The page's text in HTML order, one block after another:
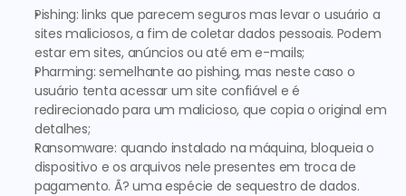
Pishing: links que parecem seguros mas levar o usuário a
sites maliciosos, a fim de coletar dados pessoais. Podem
estar em sites, anúncios ou até em e-mails;
Pharming: semelhante ao pishing, mas neste caso o
usuário tenta acessar um site confiável e é
redirecionado para um malicioso, que copia o original em
detalhes;
Ransomware: quando instalado na máquina, bloqueia o
dispositivo e os arquivos nele presentes em troca de
pagamento. Ã? uma espécie de sequestro de dados.